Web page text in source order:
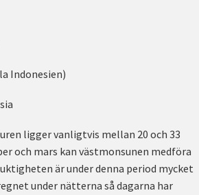
Indonesien)
ligger vanligtvis mellan 20 och 33
och mars kan västmonsunen medföra
är under denna period mycket
under nätterna så dagarna har